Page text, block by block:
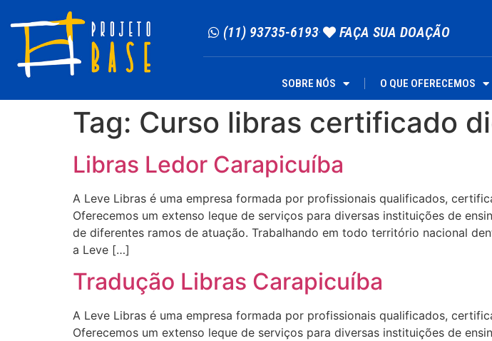
(11) 93735-6193 FAÇA SUA DOAÇÃO
SOBRE NÓS O QUE OFERECEMOS
Tag: Curso libras certificado
Libras Ledor Carapicuíba
A Leve Libras é uma empresa formada por profissionais qualificados,
Oferecemos um extenso leque de serviços para diversas instituições de
de diferentes ramos de atuação. Trabalhando em todo território nacional
a Leve […]
Tradução Libras Carapicuíba
A Leve Libras é uma empresa formada por profissionais qualificados,
Oferecemos um extenso leque de serviços para diversas instituições de